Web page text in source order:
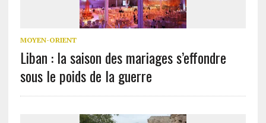
MOYEN-ORIENT
Liban : la saison des mariages s’effondre
sous le poids de la guerre